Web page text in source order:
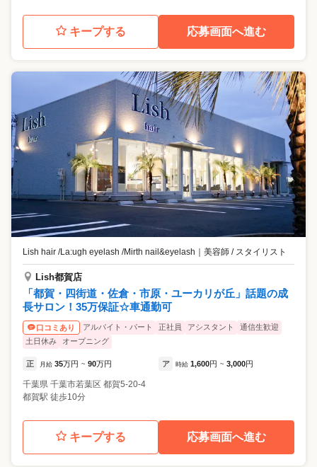
キープする 応募画面へ進む
Lish hair /La:ugh eyelash /Mirth nail&eyelash ｜ 美容師 / スタイリスト
Lish都賀店
「都賀・四街道・佐倉・市原・ユーカリが丘」話題の成
長サロン！35万保証☆車通勤可
口コミあり アルバイト・パート 正社員 アシスタント
通信生歓迎
土日休み
オープニング
正 月給 35万円 ~ 90万円 ア 時給 1,600円 ~ 3,000円
千葉県 千葉市若葉区 都賀5-20-4
都賀駅 徒歩10分
キープする 応募画面へ進む